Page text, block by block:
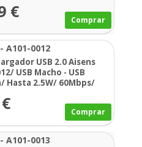
€ Comprar
A101-0012
USB 2.0 Aisens
USB Macho - USB
Hasta 2.5W/ 60Mbps/
Comprar
A101-0013